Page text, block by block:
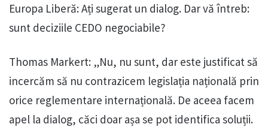
Europa Liberă: Ați sugerat un dialog. Dar vă întreb:
sunt deciziile CEDO negociabile?
Thomas Markert: „Nu, nu sunt, dar este justificat să
incercăm să nu contrazicem legislația națională prin
orice reglementare internațională. De aceea facem
apel la dialog, căci doar așa se pot identifica soluții.